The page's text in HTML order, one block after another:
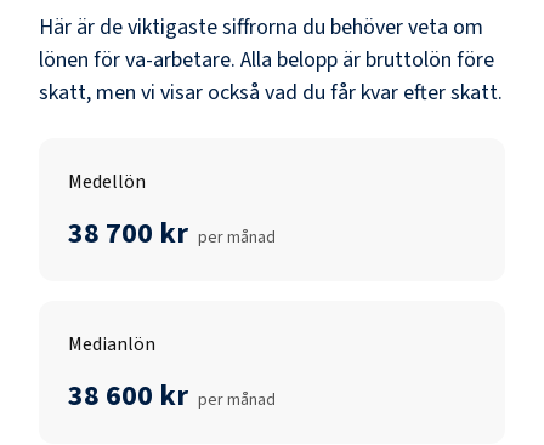
Här är de viktigaste siffrorna du behöver veta om
lönen förva-arbetare. Alla belopp är bruttolön före
skatt, men vi visar också vad du får kvar efter skatt.
Medellön
38 700 kr per månad
Medianlön
38 600 kr per månad